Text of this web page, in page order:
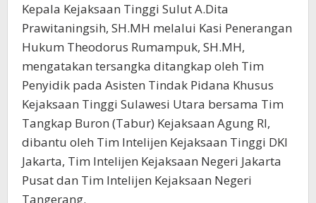
Kepala Kejaksaan Tinggi Sulut A.Dita
Prawitaningsih, SH.MH melalui Kasi Penerangan
Hukum Theodorus Rumampuk, SH.MH,
mengatakan tersangka ditangkap oleh Tim
Penyidik pada Asisten Tindak Pidana Khusus
Kejaksaan Tinggi Sulawesi Utara bersama Tim
Tangkap Buron (Tabur) Kejaksaan Agung RI,
dibantu oleh Tim Intelijen Kejaksaan Tinggi DKI
Jakarta, Tim Intelijen Kejaksaan Negeri Jakarta
Pusat dan Tim Intelijen Kejaksaan Negeri
Tangerang.